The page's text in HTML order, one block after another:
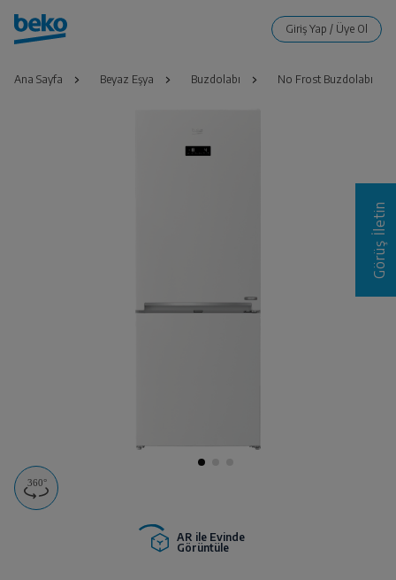
Ana Sayfa Beyaz Eşya Buzdolabı No Frost Buzdolabı
AR ile Evinde
Görüntüle
Görüş İletin